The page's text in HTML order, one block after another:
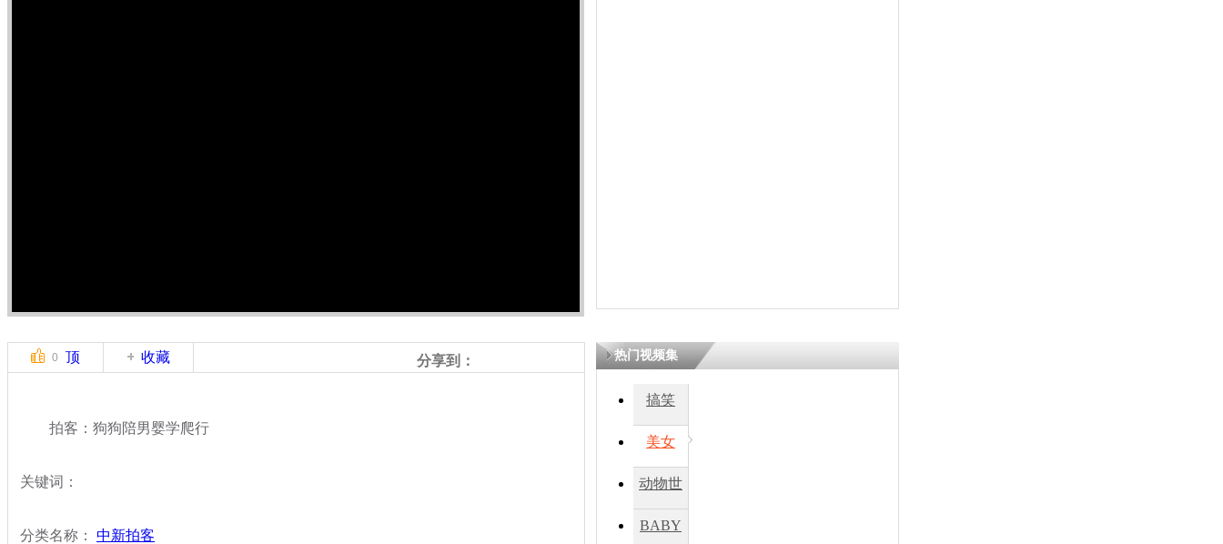
0 顶 收藏 分享到：
拍客：狗狗陪男婴学爬行
关键词：
分类名称： 中新拍客
热门视频集
搞笑
美女
动物世
BABY